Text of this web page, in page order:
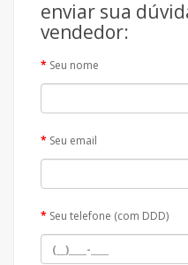
enviar sua
vendedor:
Seu nome
Seu email
Seu telefone (com DDD)